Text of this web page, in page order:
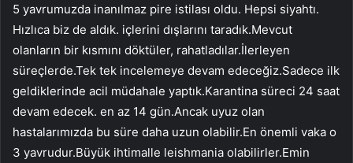
5 yavrumuzda inanılmaz pire istilası oldu. Hepsi siyahtı.
Hızlıca biz de aldık. içlerini dışlarını taradık.Mevcut
olanların bir kısmını döktüler, rahatladılar.İlerleyen
süreçlerde.Tek tek incelemeye devam edeceğiz.Sadece ilk
geldiklerinde acil müdahale yaptık.Karantina süreci 24 saat
devam edecek. en az 14 gün.Ancak uyuz olan
hastalarımızda bu süre daha uzun olabilir.En önemli vaka o
3 yavrudur.Büyük ihtimalle leishmania olabilirler.Emin